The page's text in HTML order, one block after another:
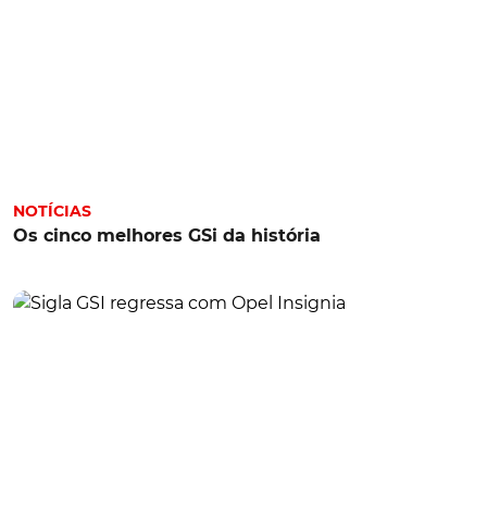
NOTÍCIAS
Os cinco melhores GSi da história